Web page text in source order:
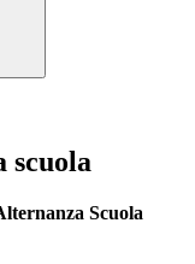
scuola
Scuola